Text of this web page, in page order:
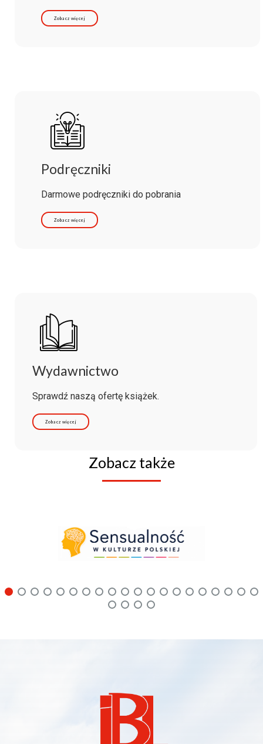
Zobacz więcej
Podręczniki
Darmowe podręczniki do pobrania
Zobacz więcej
Wydawnictwo
Sprawdź naszą ofertę książek.
Zobacz więcej
Zobacz także